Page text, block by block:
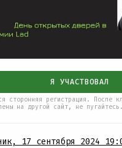
Я УЧАСТВОВАЛ
сторонняя регистрация. После
на другой сайт, не пугайтесь.
17 сентября 2024